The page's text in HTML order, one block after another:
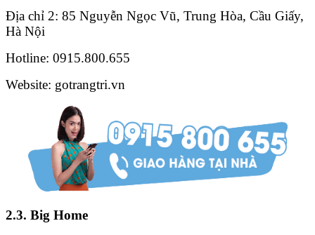
Địa chỉ 2: 85 Nguyễn Ngọc Vũ, Trung Hòa, Cầu Giấy,
Hà Nội
Hotline: 0915.800.655
Website: gotrangtri.vn
2.3. Big Home